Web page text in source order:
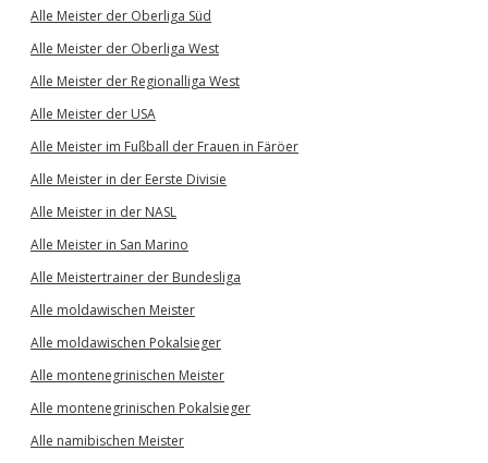
Alle Meister der Oberliga Süd
Alle Meister der Oberliga West
Alle Meister der Regionalliga West
Alle Meister der USA
Alle Meister im Fußball der Frauen in Färöer
Alle Meister in der Eerste Divisie
Alle Meister in der NASL
Alle Meister in San Marino
Alle Meistertrainer der Bundesliga
Alle moldawischen Meister
Alle moldawischen Pokalsieger
Alle montenegrinischen Meister
Alle montenegrinischen Pokalsieger
Alle namibischen Meister